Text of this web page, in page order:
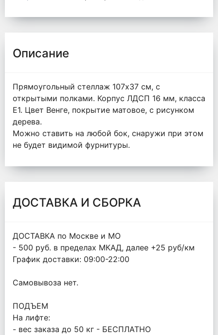
Описание
Прямоугольный стеллаж 107х37 см, с
открытыми полками. Корпус ЛДСП 16 мм, класса
Е1. Цвет Венге, покрытие матовое, с рисунком
дерева.
Можно ставить на любой бок, снаружи при этом
не будет видимой фурнитуры.
ДОСТАВКА И СБОРКА
ДОСТАВКА по Москве и МО
- 500 руб. в пределах МКАД, далее +25 руб/км
График доставки: 09:00-22:00
Самовывоза нет.
ПОДЪЕМ
На лифте:
- вес заказа до 50 кг - БЕСПЛАТНО